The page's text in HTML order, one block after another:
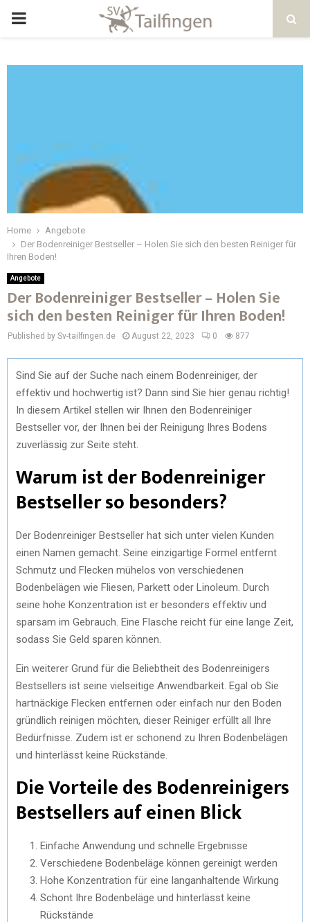
Home
Angebote
Der Bodenreiniger Bestseller – Holen Sie sich den besten Reiniger für
Ihren Boden!
Angebote
Der Bodenreiniger Bestseller – Holen Sie
sich den besten Reiniger für Ihren Boden!
Published by Sv-tailfingen.de August 22, 2023 0 877
Sind Sie auf der Suche nach einem Bodenreiniger, der
effektiv und hochwertig ist? Dann sind Sie hier genau richtig!
In diesem Artikel stellen wir Ihnen den Bodenreiniger
Bestseller vor, der Ihnen bei der Reinigung Ihres Bodens
zuverlässig zur Seite steht.
Warum ist der Bodenreiniger
Bestseller so besonders?
Der Bodenreiniger Bestseller hat sich unter vielen Kunden
einen Namen gemacht. Seine einzigartige Formel entfernt
Schmutz und Flecken mühelos von verschiedenen
Bodenbelägen wie Fliesen, Parkett oder Linoleum. Durch
seine hohe Konzentration ist er besonders effektiv und
sparsam im Gebrauch. Eine Flasche reicht für eine lange Zeit,
sodass Sie Geld sparen können.
Ein weiterer Grund für die Beliebtheit des Bodenreinigers
Bestsellers ist seine vielseitige Anwendbarkeit. Egal ob Sie
hartnäckige Flecken entfernen oder einfach nur den Boden
gründlich reinigen möchten, dieser Reiniger erfüllt all Ihre
Bedürfnisse. Zudem ist er schonend zu Ihren Bodenbelägen
und hinterlässt keine Rückstände.
Die Vorteile des Bodenreinigers
Bestsellers auf einen Blick
Einfache Anwendung und schnelle Ergebnisse
Verschiedene Bodenbeläge können gereinigt werden
Hohe Konzentration für eine langanhaltende Wirkung
Schont Ihre Bodenbeläge und hinterlässt keine
Rückstände